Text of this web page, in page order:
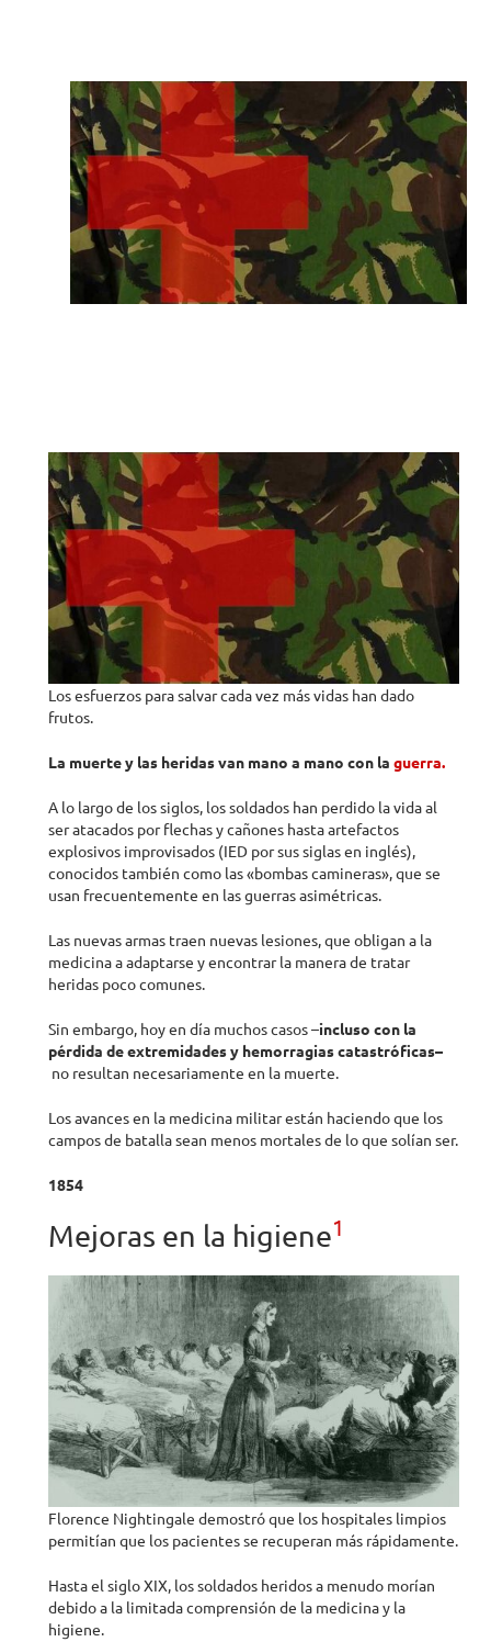
Los esfuerzos para salvar cada vez más vidas han dado
frutos.
La muerte y las heridas van mano a mano con la guerra.
A lo largo de los siglos, los soldados han perdido la vida al
ser atacados por flechas y cañones hasta artefactos
explosivos improvisados ​​(IED por sus siglas en inglés),
conocidos también como las «bombas camineras», que se
usan frecuentemente en las guerras asimétricas.
Las nuevas armas traen nuevas lesiones, que obligan a la
medicina a adaptarse y encontrar la manera de tratar
heridas poco comunes.
Sin embargo, hoy en día muchos casos –incluso conla
pérdida de extremidades y hemorragias catastróficas–
no resultan necesariamente en la muerte.
Los avances en la medicina militar están haciendo que los
campos de batalla sean menos mortales de lo que solían ser.
1854
Mejoras en la higiene1
Florence Nightingale demostró que los hospitales limpios
permitían que los pacientes se recuperan más rápidamente.
Hasta el siglo XIX, los soldados heridos a menudo morían
debido a la limitada comprensión de la medicina y la
higiene.